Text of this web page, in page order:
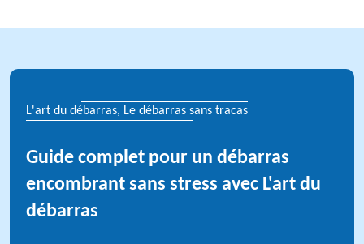
L'art du débarras, Le débarras sans tracas
Guide complet pour un débarras
encombrant sans stress avec L'art du
débarras